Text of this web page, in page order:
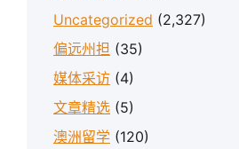
Uncategorized (2,327)
偏远州担 (35)
媒体采访 (4)
文章精选 (5)
澳洲留学 (120)